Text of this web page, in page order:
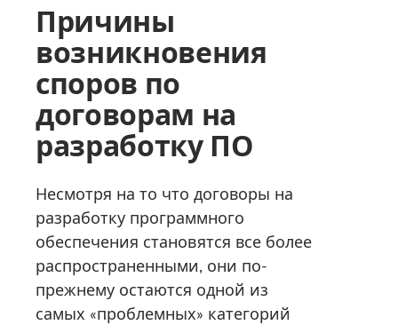
Причины
возникновения
споров по
договорам на
разработку ПО
Несмотря на то что договоры на
разработку программного
обеспечения становятся все более
распространенными, они по-
прежнему остаются одной из
самых «проблемных» категорий